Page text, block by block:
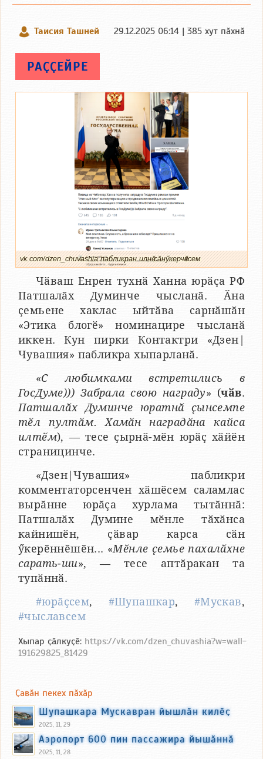
Таисия Ташней 29.12.2025 06:14 | 385 хут пӑхнӑ
РАҪҪЕЙРЕ
vk.com/dzen_chuvashia пабликран илнӗ сӑнӳкерчӗксем
Чӑваш Енрен тухнӑ Ханна юрӑҫа РФ
Патшалӑх Думинче чысланӑ. Ӑна
ҫемьене хаклас ыйтӑва сарнӑшӑн
«Этика блогӗ» номинацире чысланӑ
иккен. Кун пирки Контактри «Дзен|
Чувашия» пабликра хыпарланӑ.
«С любимками встретились в
ГосДуме))) Забрала свою награду» (чӑв.
Патшалӑх Думинче юратнӑ ҫынсемпе
тӗл пултӑм. Хамӑн наградӑна кайса
илтӗм), — тесе ҫырнӑ-мӗн юрӑҫ хӑйӗн
страницинче.
«Дзен|Чувашия» пабликри
комментаторсенчен хӑшӗсем саламлас
вырӑнне юрӑҫа хурлама тытӑннӑ:
Патшалӑх Думине мӗнле тӑхӑнса
кайнишӗн, ҫӑвар карса сӑн
ӳкерӗннӗшӗн... «Мӗнле ҫемье пахалӑхне
сарать-ши», — тесе аптӑракан та
тупӑннӑ.
#юрӑҫсем, #Шупашкар, #Мускав,
#чыславсем
Хыпар ҫӑлкуҫӗ: https://vk.com/dzen_chuvashia?w=wall-
191629825_81429
Ҫавӑн пекех пӑхӑр
Шупашкара Мускавран йышлӑн килӗҫ
2025, 11, 29
Аэропорт 600 пин пассажира йышӑннӑ
2025, 11, 28